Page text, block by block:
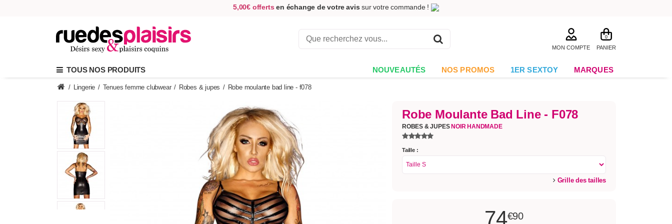
5,00€ offerts en échange de votre avis sur votre commande !
MON COMPTE
0
PANIER
TOUS NOS PRODUITS NOUVEAUTÉS NOS PROMOS 1ER SEXTOY MARQUES
/ Lingerie / Tenues femme clubwear / Robes & jupes / Robe moulante bad line - f078
Robe Moulante Bad Line - F078
ROBES & JUPESNOIR HANDMADE
Taille :
Grille des tailles
74€90